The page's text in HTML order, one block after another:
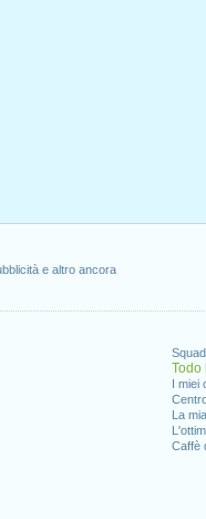
e altro ancora
Todo
I miei
La
Caffè